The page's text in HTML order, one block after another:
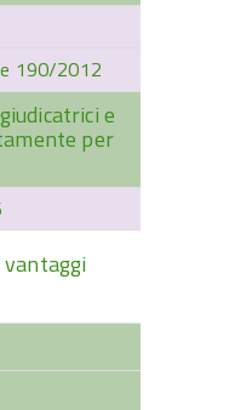
190/2012
e
per